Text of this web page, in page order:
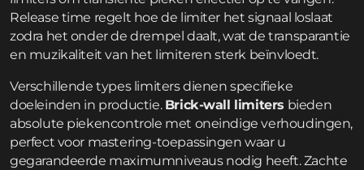
Release time regelt hoe de limiter het signaal loslaat
zodra het onder de drempel daalt, wat de transparantie
en muzikaliteit van het limiteren sterk beïnvloedt.
Verschillende types limiters dienen specifieke
doeleinden in productie. Brick-wall limiters bieden
absolute piekencontrole met oneindige verhoudingen,
perfect voor mastering-toepassingen waar u
gegarandeerde maximumniveaus nodig heeft. Zachte